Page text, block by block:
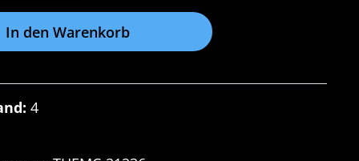
In den Warenkorb
4